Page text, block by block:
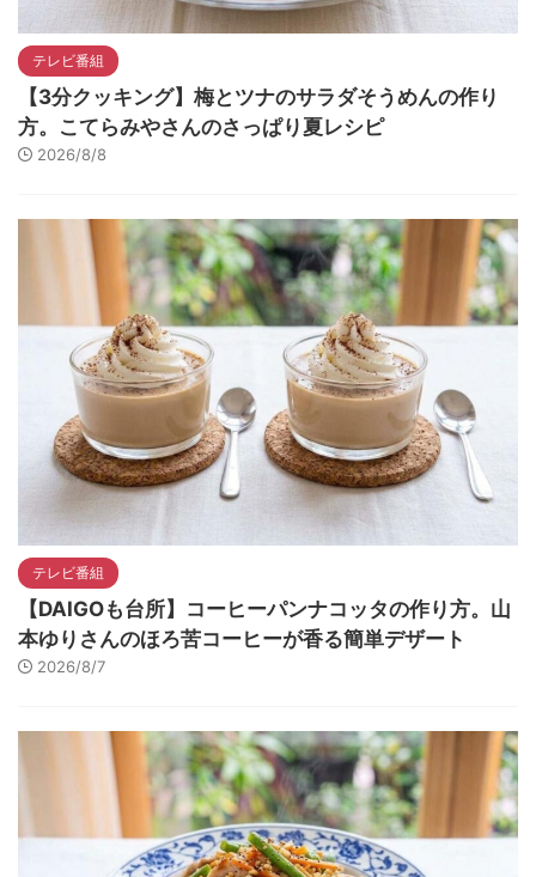
テレビ番組
【3分クッキング】梅とツナのサラダそうめんの作り
方。こてらみやさんのさっぱり夏レシピ
2026/8/8
テレビ番組
【DAIGOも台所】コーヒーパンナコッタの作り方。山
本ゆりさんのほろ苦コーヒーが香る簡単デザート
2026/8/7